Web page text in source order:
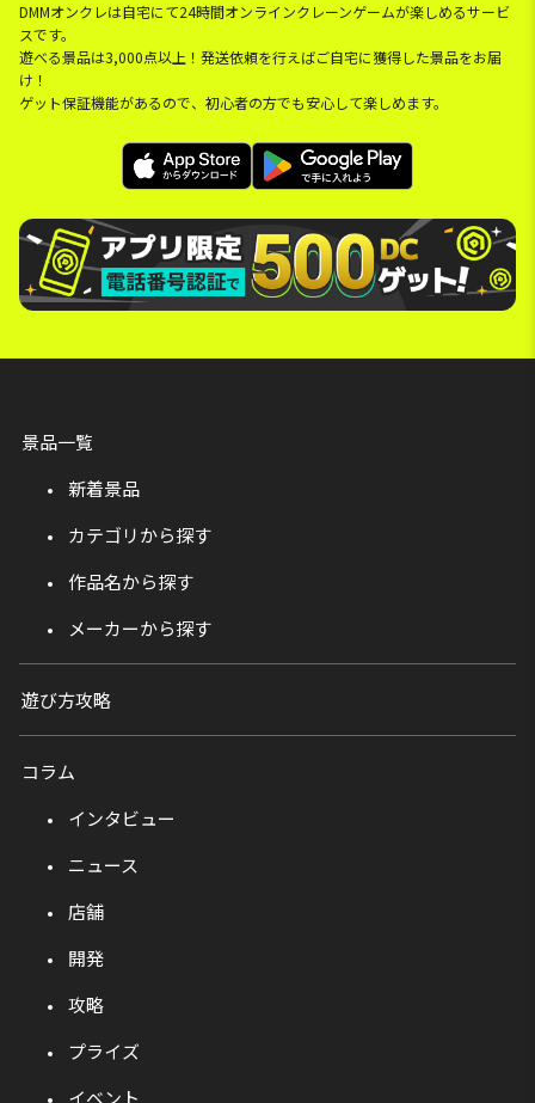
DMMオンクレは自宅にて24時間オンラインクレーンゲームが楽しめるサービ
スです。
遊べる景品は3,000点以上！発送依頼を行えばご自宅に獲得した景品をお届
け！
ゲット保証機能があるので、初心者の方でも安心して楽しめます。
景品一覧
新着景品
カテゴリから探す
作品名から探す
メーカーから探す
遊び方攻略
コラム
インタビュー
ニュース
店舗
開発
攻略
プライズ